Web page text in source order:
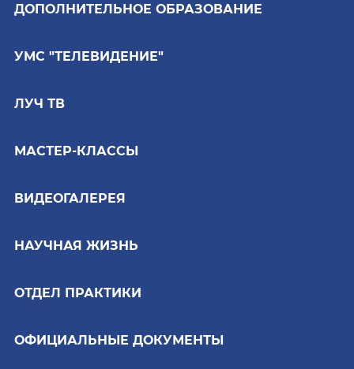
ДОПОЛНИТЕЛЬНОЕ ОБРАЗОВАНИЕ
УМС "ТЕЛЕВИДЕНИЕ"
ЛУЧ ТВ
МАСТЕР-КЛАССЫ
ВИДЕОГАЛЕРЕЯ
НАУЧНАЯ ЖИЗНЬ
ОТДЕЛ ПРАКТИКИ
ОФИЦИАЛЬНЫЕ ДОКУМЕНТЫ